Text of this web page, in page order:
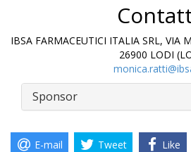
IBSA FARMACEUTICI ITALIA SRL, VIA
26900 LODI
Sponsor
E-mail Tweet Like